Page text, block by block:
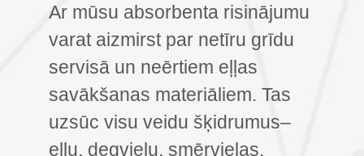
Ar mūsu absorbenta risinājumu
varat aizmirst par netīru grīdu
servisā un neērtiem eļļas
savākšanas materiāliem. Tas
uzsūc visu veidu šķidrumus–
eļļu, degvielu, smērvielas,